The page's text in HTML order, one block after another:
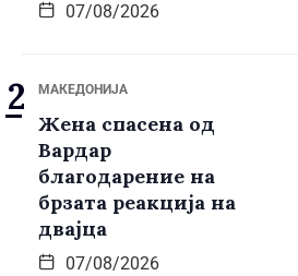
07/08/2026
МАКЕДОНИЈА
Жена спасена од
Вардар
благодарение на
брзата реакција на
двајца
07/08/2026